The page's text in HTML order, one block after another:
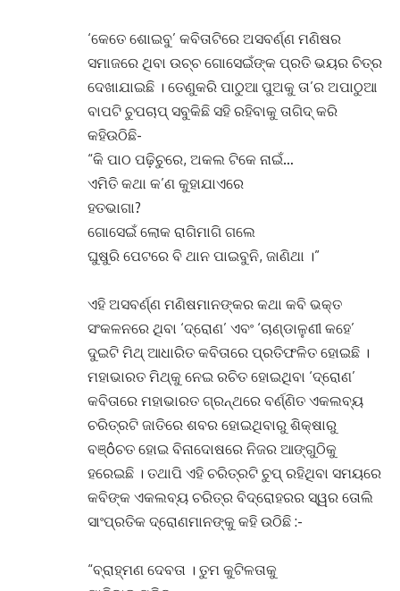
‘କେତେ ଶୋଇବୁ’ କବିତାଟିରେ ଅସବର୍ଣ୍ଣ ମଣିଷର
ସମାଜରେ ଥିବା ଉଚ୍ଚ ଗୋସେଇଁଙ୍କ ପ୍ରତି ଭୟର ଚିତ୍ର
ଦେଖାଯାଇଛି । ତେଣୁକରି ପାଠୁଆ ପୁଅକୁ ତା’ର ଅପାଠୁଆ
ବାପଟି ଚୁପଚାପ୍ ସବୁକିଛି ସହି ରହିବାକୁ ତାଗିଦ୍ କରି
କହିଉଠିଛି-
“କି ପାଠ ପଢ଼ିଚୁରେ, ଅକଲ ଟିକେ ନାଇଁ…
ଏମିତି କଥା କ’ଣ କୁହାଯାଏରେ
ହତଭାଗା?
ଗୋସେଇଁ ଲୋକ ରାଗିମାଗି ଗଲେ
ଘୁଷୁରି ପେଟରେ ବି ଥାନ ପାଇବୁନି, ଜାଣିଥା ।”
ଏହି ଅସବର୍ଣ୍ଣ ମଣିଷମାନଙ୍କର କଥା କବି ଭକ୍ତ
ସଂକଳନରେ ଥିବା ‘ଦ୍ରୋଣ’ ଏବଂ ‘ଚାଣ୍ଡାଳୁଣୀ କହେ’
ଦୁଇଟି ମିଥ୍ ଆଧାରିତ କବିତାରେ ପ୍ରତିଫଳିତ ହୋଇଛି ।
ମହାଭାରତ ମିଥ୍‌କୁ ନେଇ ରଚିତ ହୋଇଥିବା ‘ଦ୍ରୋଣ’
କବିତାରେ ମହାଭାରତ ଗ୍ରନ୍ଥରେ ବର୍ଣ୍ଣିତ ଏକଲବ୍ୟ
ଚରିତ୍ରଟି ଜାତିରେ ଶବର ହୋଇଥିବାରୁ ଶିକ୍ଷାରୁ
ବଞ୍ôଚତ ହୋଇ ବିନାଦୋଷରେ ନିଜର ଆଙ୍ଗୁଠିକୁ
ହରେଇଛି । ତଥାପି ଏହି ଚରିତ୍ରଟି ଚୁପ୍ ରହିଥିବା ସମୟରେ
କବିଙ୍କ ଏକଲବ୍ୟ ଚରିତ୍ର ବିଦ୍ରୋହରର ସ୍ୱର ତୋଲି
ସାଂପ୍ରତିକ ଦ୍ରୋଣମାନଙ୍କୁ କହି ଉଠିଛି :-
“ବ୍ରାହ୍ମଣ ଦେବତା । ତୁମ କୁଟିଳତାକୁ